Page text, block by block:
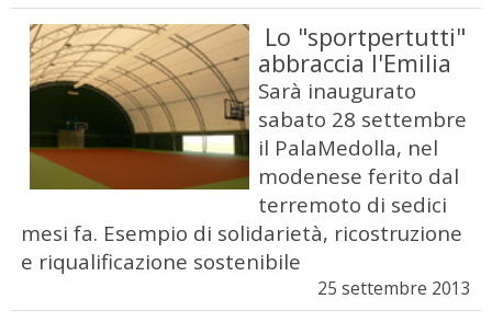
Lo "sportpertutti"
abbraccia l'Emilia
Sarà inaugurato
sabato 28 settembre
il PalaMedolla, nel
modenese ferito dal
terremoto di sedici
mesi fa. Esempio di solidarietà, ricostruzione
e riqualificazione sostenibile
25 settembre 2013